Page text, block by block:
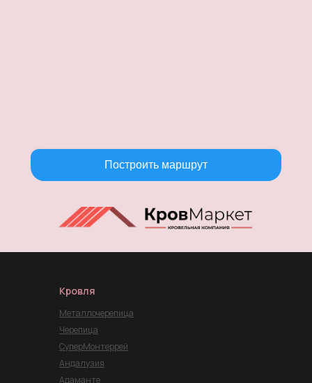
Построить маршрут
Кровля
Металлочерепица
Черепица
СуперМонтеррей
Андалузия
Адаманте